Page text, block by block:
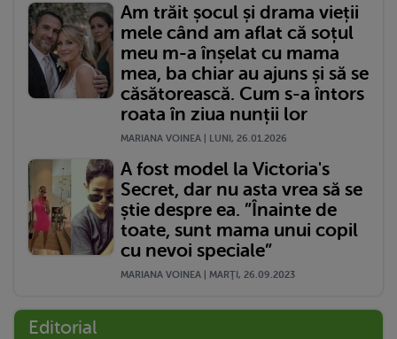
Am trăit șocul și drama vieții
mele când am aflat că soțul
meu m-a înșelat cu mama
mea, ba chiar au ajuns și să se
căsătorească. Cum s-a întors
roata în ziua nunții lor
MARIANA VOINEA | LUNI, 26.01.2026
A fost model la Victoria's
Secret, dar nu asta vrea să se
știe despre ea. ”Înainte de
toate, sunt mama unui copil
cu nevoi speciale”
MARIANA VOINEA | MARŢI, 26.09.2023
Editorial